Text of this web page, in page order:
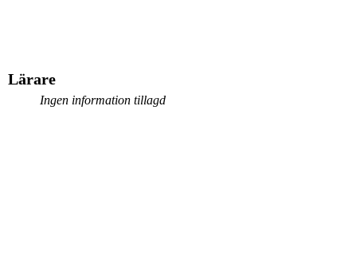
Lärare
Ingen information tillagd